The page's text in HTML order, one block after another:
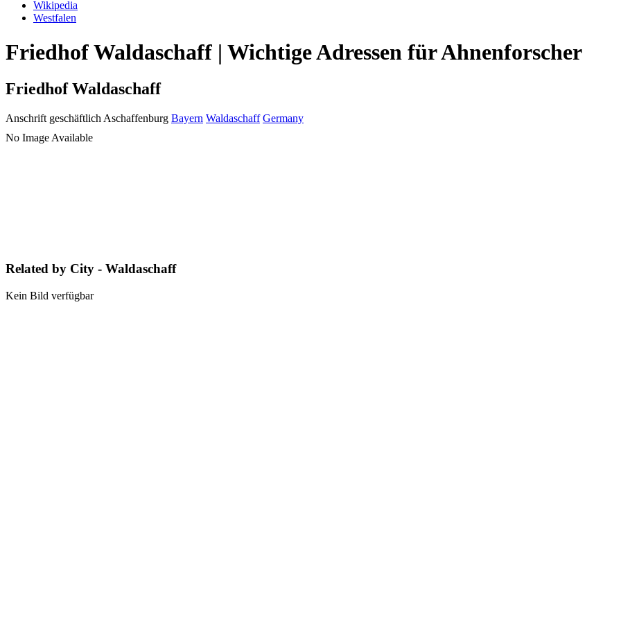
Wikipedia
Westfalen
Friedhof Waldaschaff | Wichtige Adressen für Ahnenforscher
Friedhof Waldaschaff
Anschrift geschäftlich Aschaffenburg Bayern Waldaschaff Germany
No Image Available
Related by City - Waldaschaff
Kein Bild verfügbar